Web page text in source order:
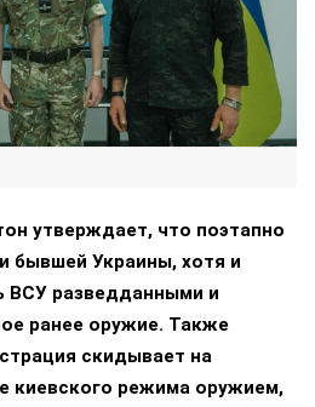
утверждает, что поэтапно
бывшей Украины, хотя и
ВСУ разведданными и
ранее оружие. Также
скидывает на
киевского режима оружием,